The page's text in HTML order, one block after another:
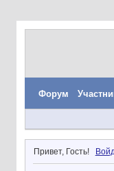
Форум
Привет, Гость!